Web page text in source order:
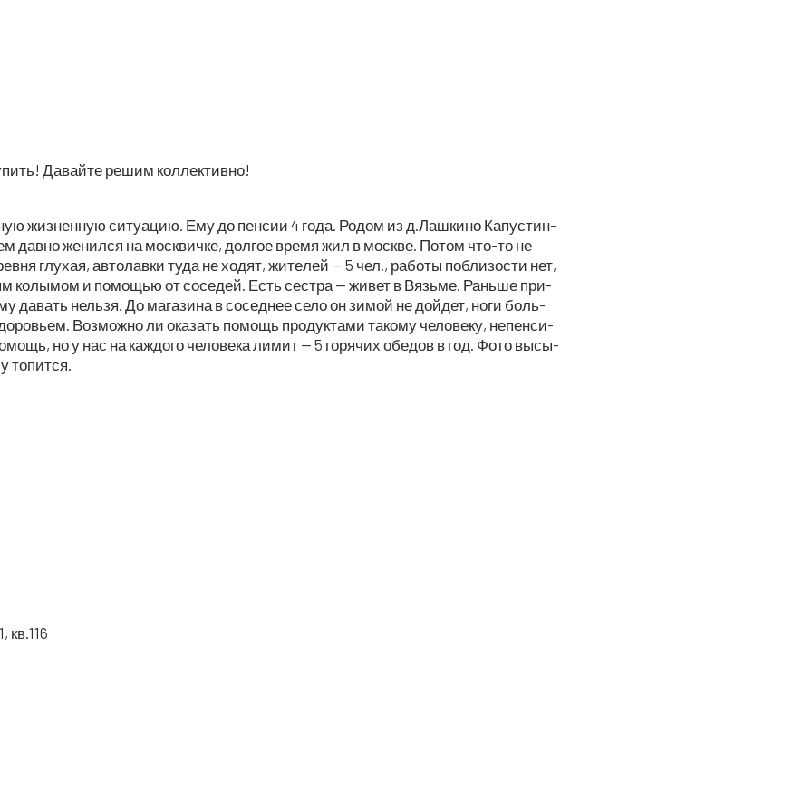
Давай­те решим коллективно!
жиз­нен­ную ситу­а­цию. Ему до пен­сии 4 года. Родом из д.Лашкино Капу­стин­
дав­но женил­ся на моск­вич­ке, дол­гое вре­мя жил в москве. Потом что-то не
глу­хая, авто­лав­ки туда не ходят, жите­лей — 5 чел., рабо­ты побли­зо­сти нет,
колы­мом и помо­щью от сосе­дей. Есть сест­ра — живет в Вязь­ме. Рань­ше при­
давать нель­зя. До мага­зи­на в сосед­нее село он зимой не дой­дет, ноги боль­
Воз­мож­но ли ока­зать помощь про­дук­та­ми тако­му чело­ве­ку, непен­си­
но у нас на каж­до­го чело­ве­ка лимит — 5 горя­чих обе­дов в год. Фото высы­
топится.
кв.116